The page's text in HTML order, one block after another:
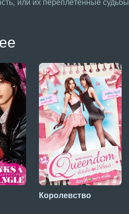
или их переплетенные судьбы
Королевство